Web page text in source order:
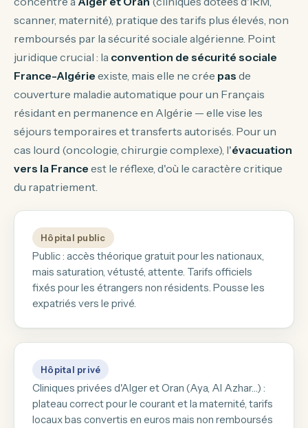
scanner, maternité), pratique des tarifs plus élevés, non
remboursés par la sécurité sociale algérienne. Point
juridique crucial : la convention de sécurité sociale
France-Algérie existe, mais elle ne crée pas de
couverture maladie automatique pour un Français
résidant en permanence en Algérie — elle vise les
séjours temporaires et transferts autorisés. Pour un
cas lourd (oncologie, chirurgie complexe), l'évacuation
vers la France est le réflexe, d'où le caractère critique
du rapatriement.
Hôpital public
Public : accès théorique gratuit pour les nationaux,
mais saturation, vétusté, attente. Tarifs officiels
fixés pour les étrangers non résidents. Pousse les
expatriés vers le privé.
Hôpital privé
Cliniques privées d'Alger et Oran (Aya, Al Azhar…) :
plateau correct pour le courant et la maternité, tarifs
locaux bas convertis en euros mais non remboursés